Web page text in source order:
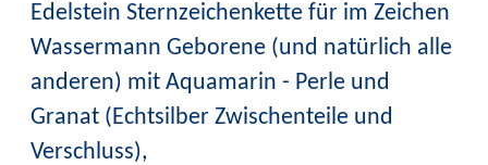
Edelstein Sternzeichenkette für im Zeichen
Wassermann Geborene (und natürlich alle
anderen) mit Aquamarin - Perle und
Granat (Echtsilber Zwischenteile und
Verschluss),